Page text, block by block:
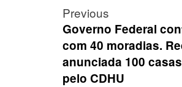
Post
navigation
Previous
Governo Federal
com 40 moradias.
anunciada 100
pelo CDHU